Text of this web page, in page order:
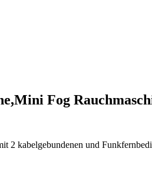
Fog
kabelgebundenen und